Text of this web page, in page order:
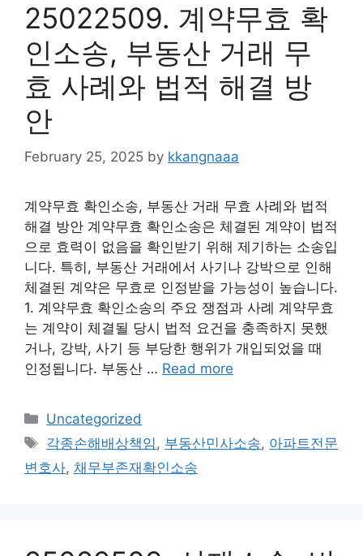
25022509. 계약무효 확
인소송, 부동산 거래 무
효 사례와 법적 해결 방
안
February 25, 2025 by kkangnaaa
계약무효 확인소송, 부동산 거래 무효 사례와 법적
해결 방안 계약무효 확인소송은 체결된 계약이 법적
으로 효력이 없음을 확인받기 위해 제기하는 소송입
니다. 특히, 부동산 거래에서 사기나 강박으로 인해
체결된 계약은 무효로 인정받을 가능성이 높습니다.
1. 계약무효 확인소송의 주요 쟁점과 사례 계약무효
는 계약이 체결될 당시 법적 요건을 충족하지 못했
거나, 강박, 사기 등 부당한 행위가 개입되었을 때
인정됩니다. 부동산 … Read more
Categories
Uncategorized
Tags
각종손해배상책임 , 부동산민사소송, 아파트전문
변호사, 채무부존재확인소송